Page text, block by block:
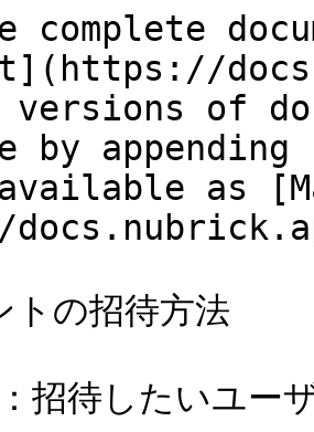
complete
versions of
by
as
の招待方法
招待したいユー